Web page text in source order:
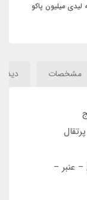
مشخصات
عنبر –